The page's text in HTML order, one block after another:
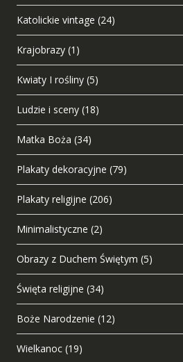
Katolickie vintage (24)
Krajobrazy (1)
Kwiaty I rośliny (5)
Ludzie i sceny (18)
Matka Boża (34)
Plakaty dekoracyjne (79)
Plakaty religijne (206)
Minimalistyczne (2)
Obrazy z Duchem Świętym (5)
Święta religijne (34)
Boże Narodzenie (12)
Wielkanoc (19)